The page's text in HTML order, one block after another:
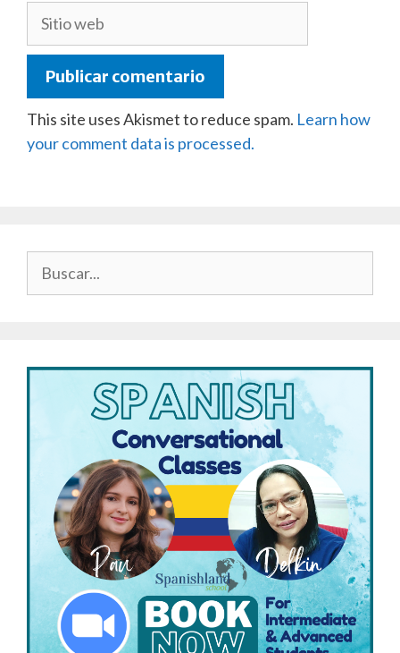
This site uses Akismet to reduce spam. Learn how
your comment data is processed.